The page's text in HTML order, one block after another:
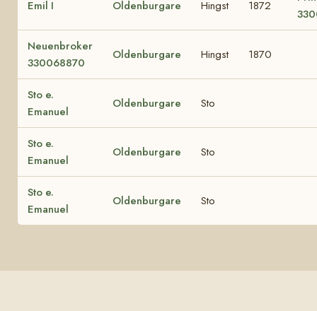
Emil I Oldenburgare Hingst 1872
Neuenbroker
330068870
Oldenburgare Hingst 1870
Sto e.
Emanuel
Oldenburgare Sto
Sto e.
Emanuel
Oldenburgare Sto
Sto e.
Emanuel
Oldenburgare Sto